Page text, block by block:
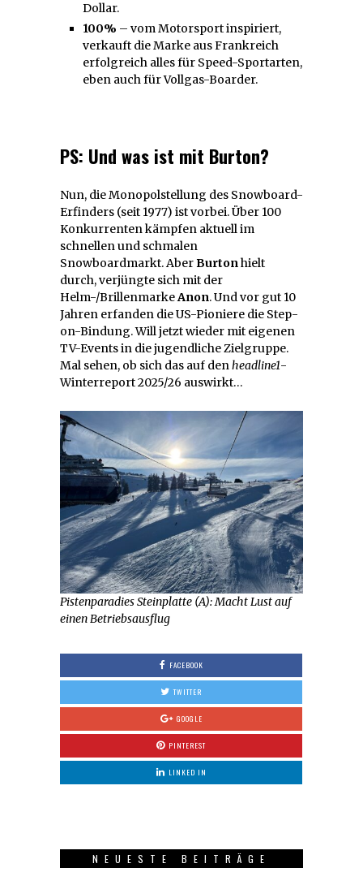
Dollar.
100% – vom Motorsport inspiriert,
verkauft die Marke aus Frankreich
erfolgreich alles für Speed-Sportarten,
eben auch für Vollgas-Boarder.
PS: Und was ist mit Burton?
Nun, die Monopolstellung des Snowboard-
Erfinders (seit 1977) ist vorbei. Über 100
Konkurrenten kämpfen aktuell im
schnellen und schmalen
Snowboardmarkt. AberBurtonhielt
durch, verjüngte sich mit der
Helm-/BrillenmarkeAnon. Und vor gut 10
Jahren erfanden die US-Pioniere die Step-
on-Bindung. Will jetzt wieder mit eigenen
TV-Events in die jugendliche Zielgruppe.
Mal sehen, ob sich das auf denheadline1-
Winterreport 2025/26 auswirkt…
Pistenparadies Steinplatte (A): Macht Lust auf
einen Betriebsausflug
FACEBOOK
TWITTER
GOOGLE
PINTEREST
LINKED IN
NEUESTE BEITRÄGE